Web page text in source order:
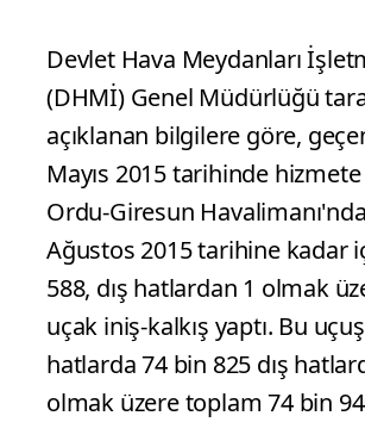
Devlet Hava Meydanları
(DHMİ) Genel Müdürlüğü
açıklanan bilgilere göre,
Mayıs 2015 tarihinde hizmete
Ordu-Giresun
Ağustos 2015 tarihine kadar
588, dış hatlardan 1 olmak
uçak iniş-kalkış yaptı. Bu
hatlarda 74 bin 825 dış
olmak üzere toplam 74 bin